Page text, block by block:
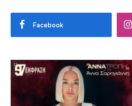
Facebook